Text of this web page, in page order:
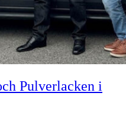
Pulverlacken i